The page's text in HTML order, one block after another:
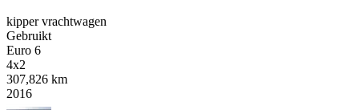
kipper vrachtwagen
Gebruikt
Euro 6
4x2
307,826 km
2016